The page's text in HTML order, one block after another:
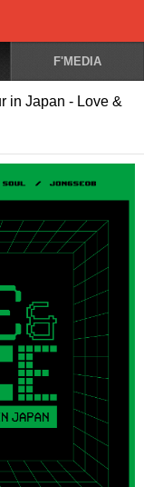
F'MEDIA
in Japan - Love &